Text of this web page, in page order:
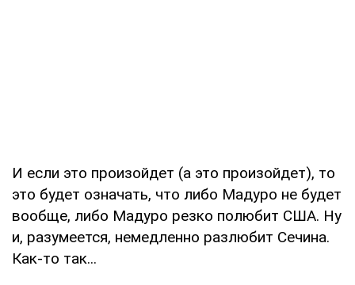
И если это произойдет (а это произойдет), то
это будет означать, что либо Мадуро не будет
вообще, либо Мадуро резко полюбит США. Ну
и, разумеется, немедленно разлюбит Сечина.
Как-то так...